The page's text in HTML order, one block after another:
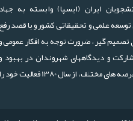
ایران (ایسپا) وابسته به جهاد
علمی و تحقیقاتی کشور و با قصد
تصمیم گیر ، ضرورت توجه به افکار عمومی
و دیدگاههای شهروندان در بهبود
توسعه امور کشور در عرصه های مختلف، از سال 1380 فعالیت خود را